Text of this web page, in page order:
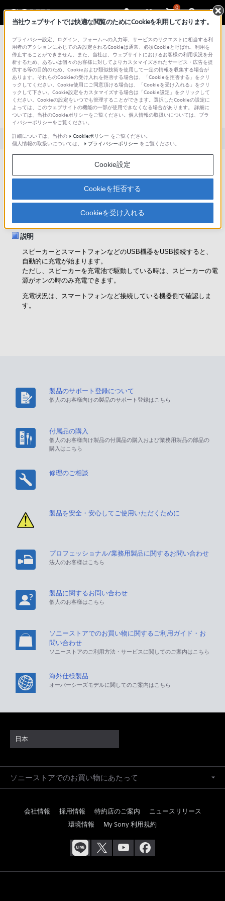
0
総合サポート・お問い合わせ
文書番号 : S1602030077500 / 最終更新日 : 2025/03/11
スマートフォンなどの充電はできます
か？(SRS-XB3、SRS-XB30、SRS-XB40)
対象製品カテゴリー・製品
iPadやiPhone、およびウォークマンの充電できますか。
スピーカーのDC OUT ONLY(USB)端子に接続すると充電できます(おすそ
説明
スピーカーとスマートフォンなどのUSB機器をUSB接続すると、
自動的に充電が始まります。
ただし、スピーカーを充電池で駆動している時は、スピーカーの電
源がオンの時のみ充電できます。
充電状況は、スマートフォンなど接続している機器側で確認しま
す。
製品のサポート登録について
個人のお客様向けの製品のサポート登録はこちら
付属品の購入
個人のお客様向け製品の付属品の購入および業務用製品の部品の
購入はこちら
修理のご相談
製品を安全・安心してご使用いただくために
プロフェッショナル/業務用製品に関するお問い合わせ
法人のお客様はこちら
製品に関するお問い合わせ
個人のお客様はこちら
ソニーストアでのお買い物に関するご利用ガイド・お
問い合わせ
ソニーストアのご利用方法・サービスに関してのご案内はこちら
海外仕様製品
オーバーシーズモデルに関してのご案内はこちら
日本
ソニーストアでのお買い物にあたって
会社情報 採用情報 特約店のご案内
ニュースリリース
環境情報
My Sony 利用規約
当社ウェブサイトでは快適な閲覧のためにCookieを利用しております。
プライバシー設定、ログイン、フォームへの入力等、サービスのリクエストに相当する利
用者のアクションに応じてのみ設定されるCookieは通常、必須Cookieと呼ばれ、利用を
停止することができません。また、当社は、ウェブサイトにおけるお客様の利用状況を分
析するため、あるいは個々のお客様に対してよりカスタマイズされたサービス・広告を提
供する等の目的のため、Cookieおよび類似技術を使用して一定の情報を収集する場合が
あります。それらのCookieの受け入れを拒否する場合は、「Cookieを拒否する」をクリ
ックしてください。Cookie使用にご同意頂ける場合は、「Cookieを受け入れる」をクリ
ックして下さい。Cookie設定をカスタマイズする場合は「Cookie設定」をクリックして
ください。Cookieの設定をいつでも管理することができます。選択したCookieの設定に
よっては、このウェブサイトの機能の一部が使用できなくなる場合があります。 詳細に
ついては、当社のCookieポリシーをご覧ください。個人情報の取扱いについては、プラ
イバシーポリシーをご覧ください。
詳細については、当社の
Cookieポリシー をご覧ください。
個人情報の取扱いについては、
プライバシーポリシー をご覧ください。
Cookie設定
Cookieを拒否する
Cookieを受け入れる